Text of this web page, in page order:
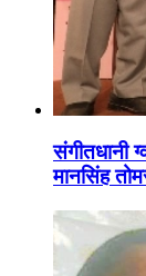
संगीतधानी
मानसिंह